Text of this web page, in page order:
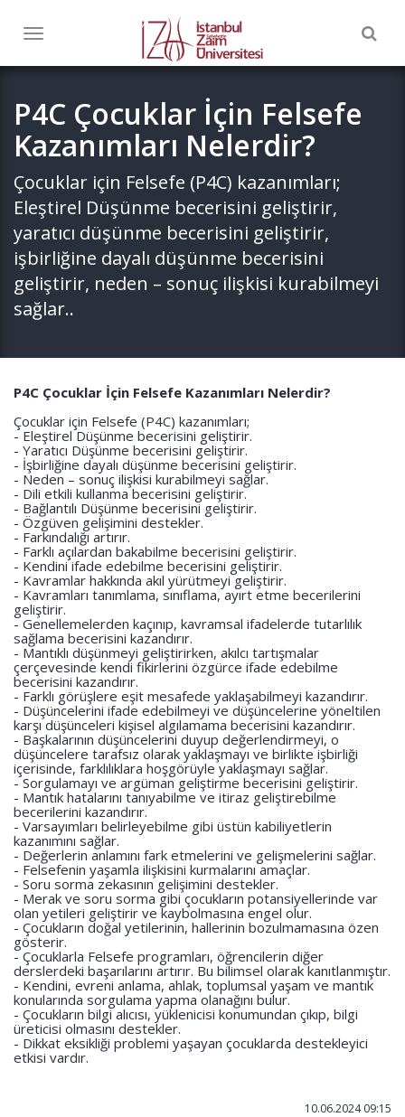
Toggle
P4C Çocuklar İçin Felsefe
Kazanımları Nelerdir?
Çocuklar için Felsefe (P4C) kazanımları;
Eleştirel Düşünme becerisini geliştirir,
yaratıcı düşünme becerisini geliştirir,
işbirliğine dayalı düşünme becerisini
geliştirir, neden – sonuç ilişkisi kurabilmeyi
sağlar..
P4C Çocuklar İçin Felsefe Kazanımları Nelerdir?
Çocuklar için Felsefe (P4C) kazanımları;
- Eleştirel Düşünme becerisini geliştirir.
- Yaratıcı Düşünme becerisini geliştirir.
- İşbirliğine dayalı düşünme becerisini geliştirir.
- Neden – sonuç ilişkisi kurabilmeyi sağlar.
- Dili etkili kullanma becerisini geliştirir.
- Bağlantılı Düşünme becerisini geliştirir.
- Özgüven gelişimini destekler.
- Farkındalığı artırır.
- Farklı açılardan bakabilme becerisini geliştirir.
- Kendini ifade edebilme becerisini geliştirir.
- Kavramlar hakkında akıl yürütmeyi geliştirir.
- Kavramları tanımlama, sınıflama, ayırt etme becerilerini
geliştirir.
- Genellemelerden kaçınıp, kavramsal ifadelerde tutarlılık
sağlama becerisini kazandırır.
- Mantıklı düşünmeyi geliştirirken, akılcı tartışmalar
çerçevesinde kendi fikirlerini özgürce ifade edebilme
becerisini kazandırır.
- Farklı görüşlere eşit mesafede yaklaşabilmeyi kazandırır.
- Düşüncelerini ifade edebilmeyi ve düşüncelerine yöneltilen
karşı düşünceleri kişisel algılamama becerisini kazandırır.
- Başkalarının düşüncelerini duyup değerlendirmeyi, o
düşüncelere tarafsız olarak yaklaşmayı ve birlikte işbirliği
içerisinde, farklılıklara hoşgörüyle yaklaşmayı sağlar.
- Sorgulamayı ve argüman geliştirme becerisini geliştirir.
- Mantık hatalarını tanıyabilme ve itiraz geliştirebilme
becerilerini kazandırır.
- Varsayımları belirleyebilme gibi üstün kabiliyetlerin
kazanımını sağlar.
- Değerlerin anlamını fark etmelerini ve gelişmelerini sağlar.
- Felsefenin yaşamla ilişkisini kurmalarını amaçlar.
- Soru sorma zekasının gelişimini destekler.
- Merak ve soru sorma gibi çocukların potansiyellerinde var
olan yetileri geliştirir ve kaybolmasına engel olur.
- Çocukların doğal yetilerinin, hallerinin bozulmamasına özen
gösterir.
- Çocuklarla Felsefe programları, öğrencilerin diğer
derslerdeki başarılarını artırır. Bu bilimsel olarak kanıtlanmıştır.
- Kendini, evreni anlama, ahlak, toplumsal yaşam ve mantık
konularında sorgulama yapma olanağını bulur.
- Çocukların bilgi alıcısı, yüklenicisi konumundan çıkıp, bilgi
üreticisi olmasını destekler.
- Dikkat eksikliği problemi yaşayan çocuklarda destekleyici
etkisi vardır.
10.06.2024 09:15